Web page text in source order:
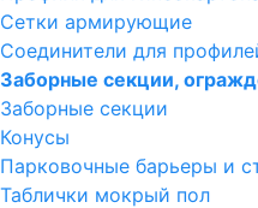
Сетки армирующие
Соединители для
Заборные секции,
Заборные секции
Конусы
Парковочные барьеры и
Таблички мокрый пол